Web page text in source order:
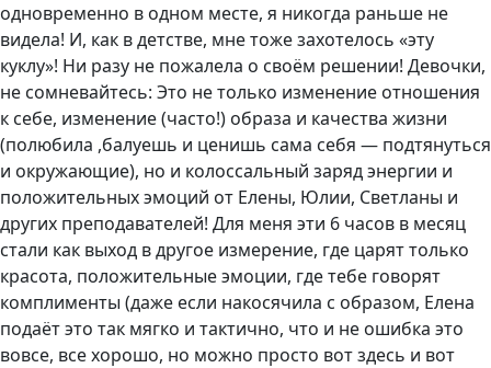
одновременно в одном месте, я никогда раньше не
видела! И, как в детстве, мне тоже захотелось «эту
куклу»! Ни разу не пожалела о своём решении! Девочки,
не сомневайтесь: Это не только изменение отношения
к себе, изменение (часто!) образа и качества жизни
(полюбила ,балуешь и ценишь сама себя — подтянуться
и окружающие), но и колоссальный заряд энергии и
положительных эмоций от Елены, Юлии, Светланы и
других преподавателей! Для меня эти 6 часов в месяц
стали как выход в другое измерение, где царят только
красота, положительные эмоции, где тебе говорят
комплименты (даже если накосячила с образом, Елена
подаёт это так мягко и тактично, что и не ошибка это
вовсе, все хорошо, но можно просто вот здесь и вот